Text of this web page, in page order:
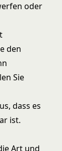
oder
den
Sie
dass es
ist.
Art und